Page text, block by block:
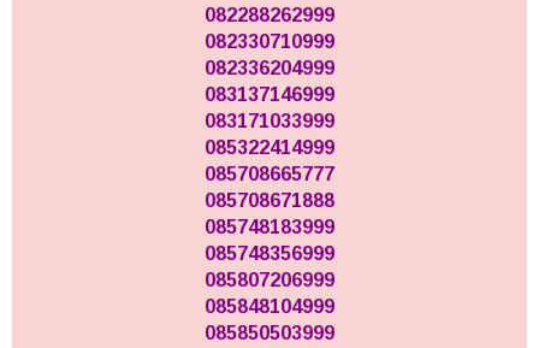
082288262999
082330710999
082336204999
083137146999
083171033999
085322414999
085708665777
085708671888
085748183999
085748356999
085807206999
085848104999
085850503999